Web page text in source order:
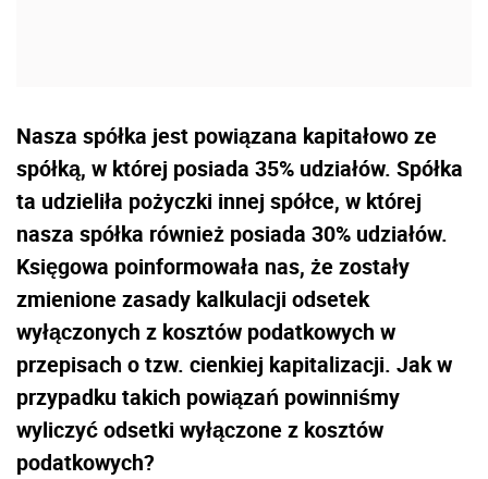
Nasza spółka jest powiązana kapitałowo ze
spółką, w której posiada 35% udziałów. Spółka
ta udzie­liła pożyczki innej spółce, w której
nasza spółka również posiada 30% udziałów.
Księgowa poinfor­mowała nas, że zostały
zmienione zasady kalkulacji odsetek
wyłączonych z kosztów podatkowych w
przepisach o tzw. cienkiej kapitalizacji. Jak w
przypadku takich powiązań powinniśmy
wyliczyć odsetki wyłączone z kosztów
podatkowych?